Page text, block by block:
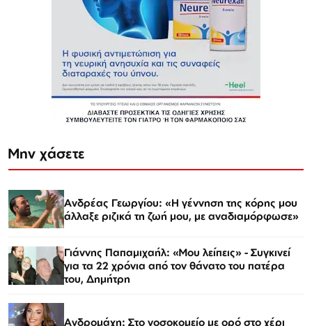
Μην χάσετε
Ανδρέας Γεωργίου: «Η γέννηση της κόρης μου
άλλαξε ριζικά τη ζωή μου, με αναδιαμόρφωσε»
Γιάννης Παπαμιχαήλ: «Μου λείπεις» - Συγκινεί
για τα 22 χρόνια από τον θάνατο του πατέρα
του, Δημήτρη
Ανδρομάχη: Στο νοσοκομείο με ορό στο χέρι